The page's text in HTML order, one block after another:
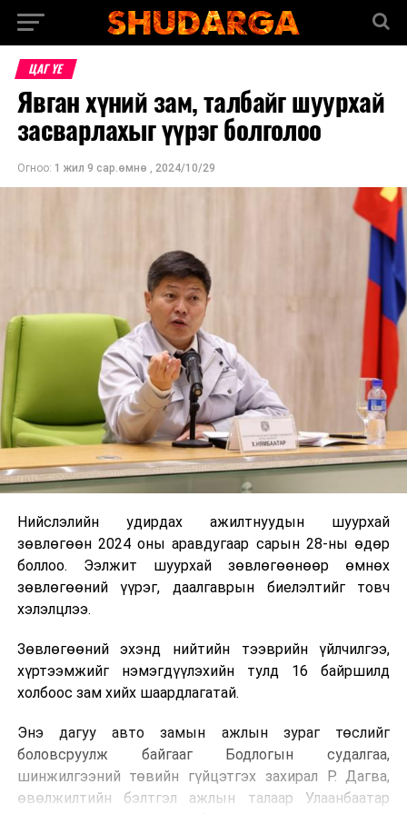
ЦАГ ҮЕ
Явган хүний зам, талбайг шуурхай
засварлахыг үүрэг болголоо
Огноо: 1 жил 9 сар.өмнө , 2024/10/29
Нийслэлийн удирдах ажилтнуудын шуурхай
зөвлөгөөн 2024 оны аравдугаар сарын 28-ны өдөр
боллоо. Ээлжит шуурхай зөвлөгөөнөөр өмнөх
зөвлөгөөний үүрэг, даалгаврын биелэлтийг товч
хэлэлцлээ.
Зөвлөгөөний эхэнд нийтийн тээврийн үйлчилгээ,
хүртээмжийг нэмэгдүүлэхийн тулд 16 байршилд
холбоос зам хийх шаардлагатай.
Энэ дагуу авто замын ажлын зураг төслийг
боловсруулж байгааг Бодлогын судалгаа,
шинжилгээний төвийн гүйцэтгэх захирал Р. Дагва,
өвөлжилтийн бэлтгэл ажлын талаар Улаанбаатар